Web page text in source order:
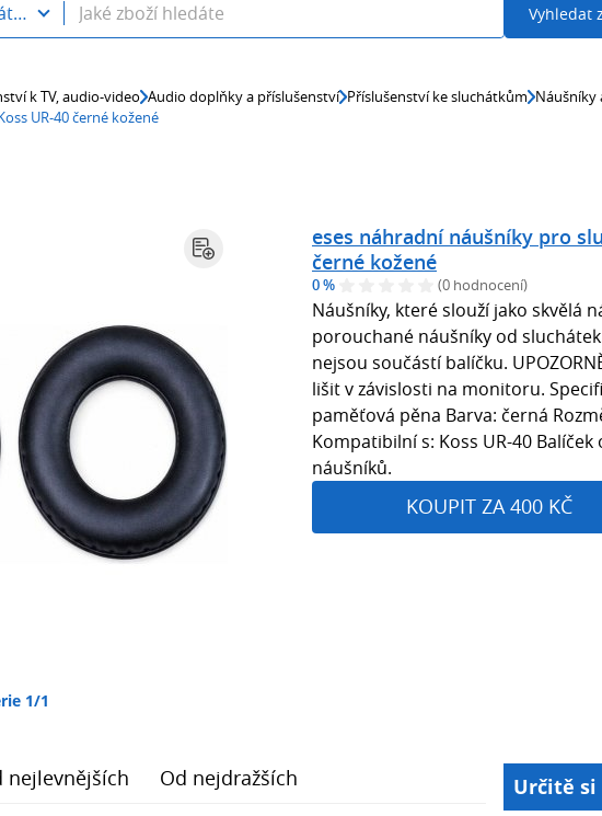
Náušníky a špunty pro sluchátka Vyhledat
k TV, audio-video Audio doplňky a příslušenství Příslušenství ke sluchátkům Náušníky
UR-40 černé kožené
1/1
eses náhradní náušníky pro
černé kožené
0 % (0 hodnocení)
Náušníky, které slouží jako skvělá
porouchané náušníky od
nejsou součástí balíčku.
lišit v závislosti na monitoru.
paměťová pěna Barva: černá
Kompatibilní s: Koss UR-40
náušníků.
KOUPIT ZA 400 KČ
nejlevnějších Od nejdražších Určitě